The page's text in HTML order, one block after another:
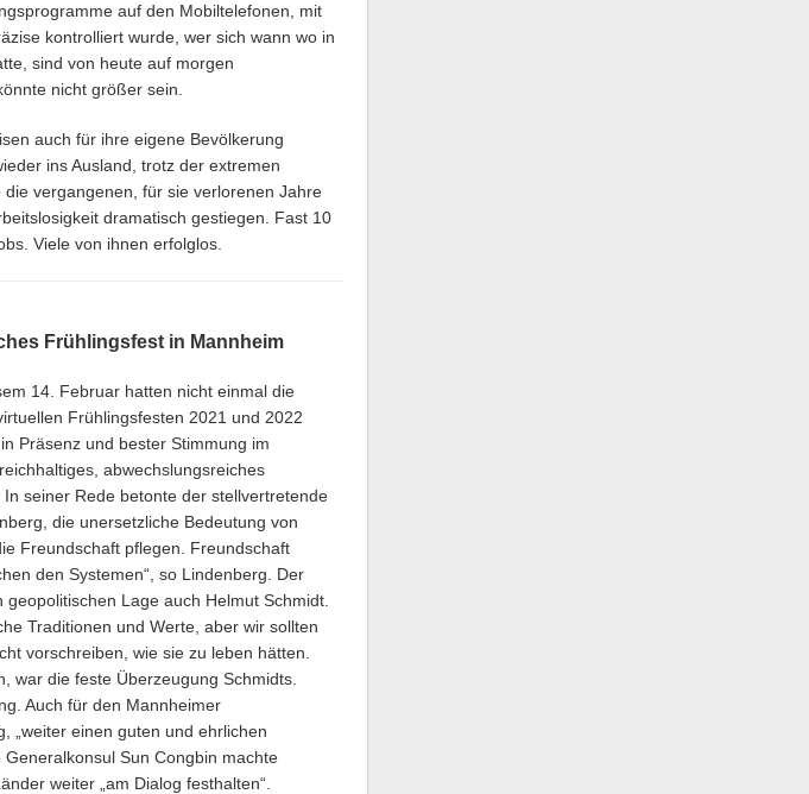
auf den Mobiltelefonen, mit
kontrolliert wurde, wer sich wann wo in
sind von heute auf morgen
nicht größer sein.
auch für ihre eigene Bevölkerung
ins Ausland, trotz der extremen
vergangenen, für sie verlorenen Jahre
dramatisch gestiegen. Fast 10
Viele von ihnen erfolglos.
Frühlingsfest in Mannheim
14. Februar hatten nicht einmal die
Frühlingsfesten 2021 und 2022
Präsenz und bester Stimmung im
abwechslungsreiches
seiner Rede betonte der stellvertretende
die unersetzliche Bedeutung von
Freundschaft pflegen. Freundschaft
den Systemen“, so Lindenberg. Der
Lage auch Helmut Schmidt.
Traditionen und Werte, aber wir sollten
vorschreiben, wie sie zu leben hätten.
war die feste Überzeugung Schmidts.
Auch für den Mannheimer
„weiter einen guten und ehrlichen
Sun Congbin machte
weiter „am Dialog festhalten“.